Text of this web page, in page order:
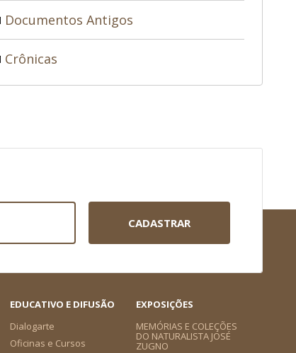
Documentos Antigos
Crônicas
CADASTRAR
EDUCATIVO E DIFUSÃO
Dialogarte
Oficinas e Cursos
EXPOSIÇÕES
MEMÓRIAS E COLEÇÕES
DO NATURALISTA JOSÉ
ZUGNO